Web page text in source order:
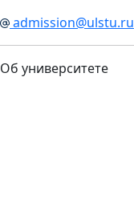
admission@ulstu.ru
Об университете